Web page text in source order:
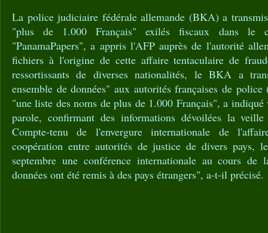
La police judiciaire fédérale allemande (BKA) a
"plus de 1.000 Français" exilés fiscaux dans le
"PanamaPapers", a appris l'AFP auprès de l'autorité
fichiers à l'origine de cette affaire tentaculaire de
ressortissants de diverses nationalités, le BKA a
ensemble de données" aux autorités françaises de
"une liste des noms de plus de 1.000 Français", a indiqué
parole, confirmant des informations dévoilées la
Compte-tenu de l'envergure internationale de
coopération entre autorités de justice de divers pays,
septembre une conférence internationale au cours de
données ont été remis à des pays étrangers", a-t-il précisé.